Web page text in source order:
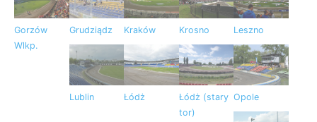
Gorzów
Wlkp.
Grudziądz Kraków Krosno Leszno
Lublin Łódż
Łódż (stary
tor)
Opole